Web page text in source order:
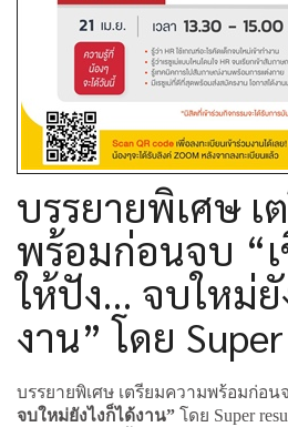
บรรยายพิเศษ เ
พร้อมก่อนจบ “เ
ให้ปัง… จบใหม่ยั
งาน” โดย
บรรยายพิเศษ เตรียมความพร้อมก่อน
จบใหม่ยังไงก็ได้งาน” โดย Super